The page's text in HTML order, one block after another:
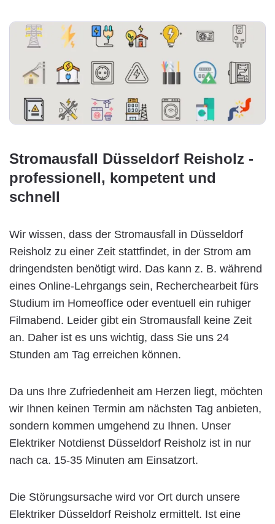
Stromausfall Düsseldorf Reisholz -
professionell, kompetent und
schnell
Wir wissen, dass der Stromausfall in Düsseldorf
Reisholz zu einer Zeit stattfindet, in der Strom am
dringendsten benötigt wird. Das kann z. B. während
eines Online-Lehrgangs sein, Recherchearbeit fürs
Studium im Homeoffice oder eventuell ein ruhiger
Filmabend. Leider gibt ein Stromausfall keine Zeit
an. Daher ist es uns wichtig, dass Sie uns 24
Stunden am Tag erreichen können.
Da uns Ihre Zufriedenheit am Herzen liegt, möchten
wir Ihnen keinen Termin am nächsten Tag anbieten,
sondern kommen umgehend zu Ihnen. Unser
Elektriker Notdienst Düsseldorf Reisholz ist in nur
nach ca. 15-35 Minuten am Einsatzort.
Die Störungsursache wird vor Ort durch unsere
Elektriker Düsseldorf Reisholz ermittelt. Ist eine